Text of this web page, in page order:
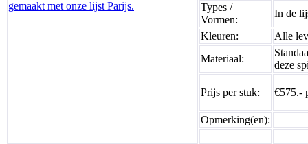
Types /
Vormen:
In de
Kleuren:
Alle
Materiaal:
deze
Prijs per stuk: €575.-
Opmerking(en):